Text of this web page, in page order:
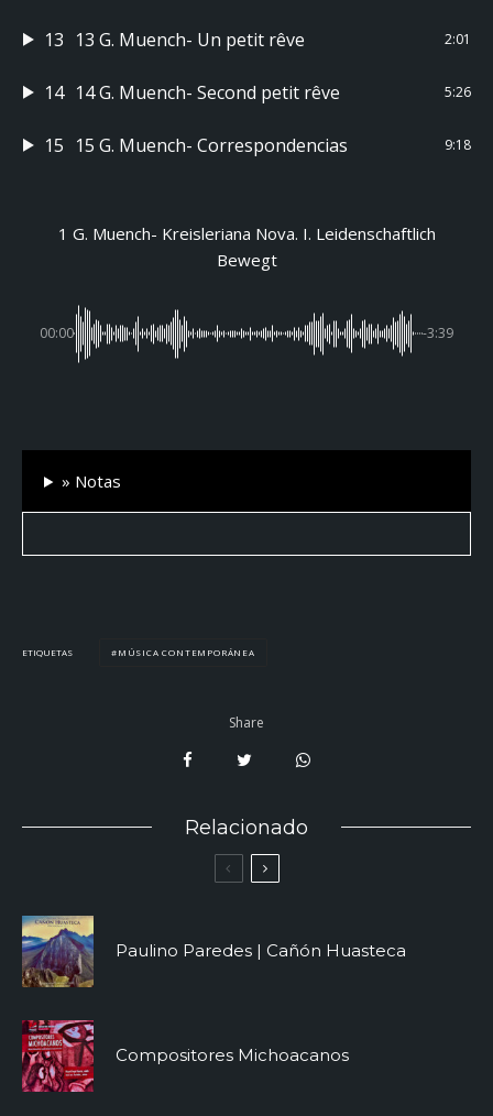
13 13 G. Muench- Un petit rêve 2:01
14 14 G. Muench- Second petit rêve 5:26
15 15 G. Muench- Correspondencias 9:18
1 G. Muench- Kreisleriana Nova. I. Leidenschaftlich
Bewegt
00:00 -3:39
» Notas
ETIQUETAS MÚSICA CONTEMPORÁNEA
Share
Relacionado
Paulino Paredes | Cañón Huasteca
Compositores Michoacanos